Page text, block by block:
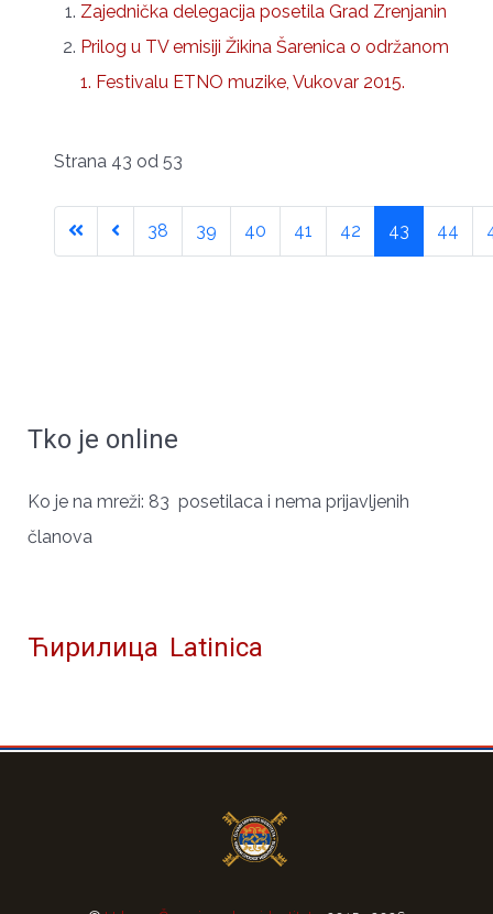
Zajednička delegacija posetila Grad Zrenjanin
Prilog u TV emisiji Žikina Šarenica o održanom
1. Festivalu ETNO muzike, Vukovar 2015.
Strana 43 od 53
38 39 40 41 42 43 44
Tko je online
Ko je na mreži: 83 posetilaca i nema prijavljenih
članova
Ћирилица Latinica